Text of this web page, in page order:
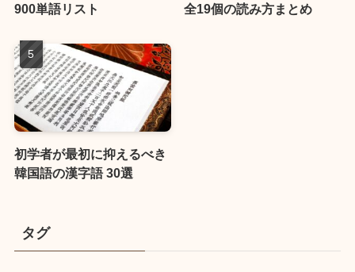
900単語リスト
全19個の読み方まとめ
初学者が最初に抑えるべき
韓国語の漢字語 30選
タグ